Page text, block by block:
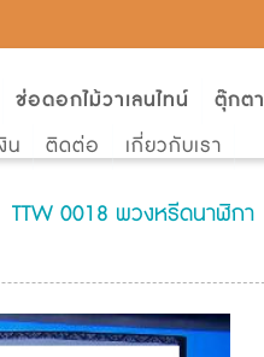
ช่อดอกไม้วาเลนไทน์ ตุ๊กตา
น ติดต่อ เกี่ยวกับเรา
TTW 0018 พวงหรีดนาฬิกา